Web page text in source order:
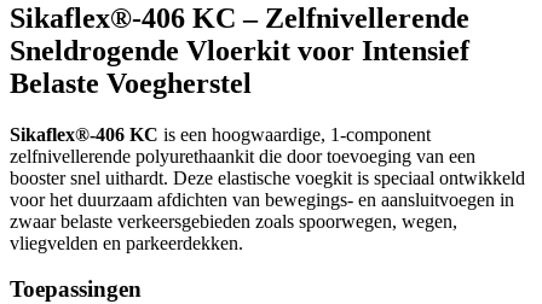
Sikaflex®-406 KC – Zelfnivellerende
Sneldrogende Vloerkit voor Intensief
Belaste Voegherstel
Sikaflex®-406 KC is een hoogwaardige, 1-component
zelfnivellerende polyurethaankit die door toevoeging van een
booster snel uithardt. Deze elastische voegkit is speciaal ontwikkeld
voor het duurzaam afdichten van bewegings- en aansluitvoegen in
zwaar belaste verkeersgebieden zoals spoorwegen, wegen,
vliegvelden en parkeerdekken.
Toepassingen